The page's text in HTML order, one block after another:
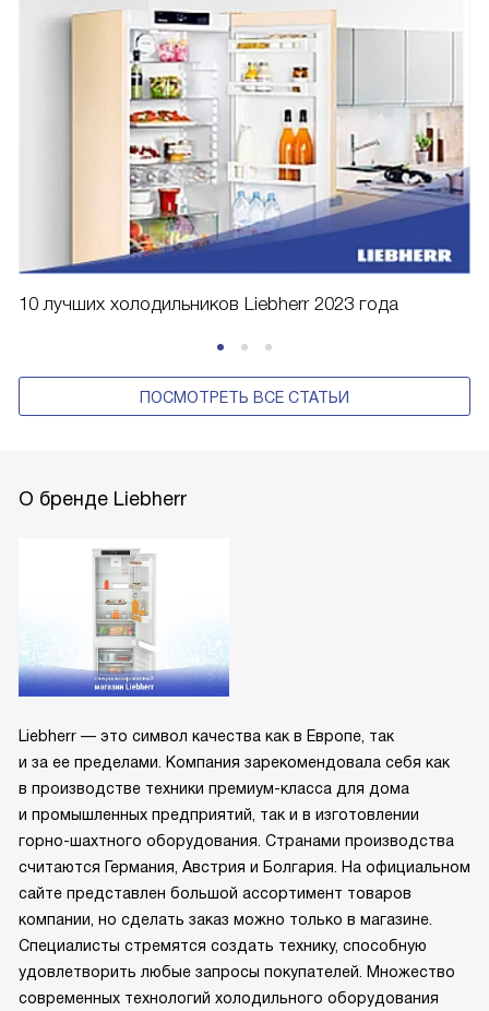
10 лучших холодильников Liebherr 2023 года
ПОСМОТРЕТЬ ВСЕ СТАТЬИ
О бренде Liebherr
Liebherr — это символ качества как в Европе, так
и за ее пределами. Компания зарекомендовала себя как
в производстве техники премиум-класса для дома
и промышленных предприятий, так и в изготовлении
горно-шахтного оборудования. Странами производства
считаются Германия, Австрия и Болгария. На официальном
сайте представлен большой ассортимент товаров
компании, но сделать заказ можно только в магазине.
Специалисты стремятся создать технику, способную
удовлетворить любые запросы покупателей. Множество
современных технологий холодильного оборудования